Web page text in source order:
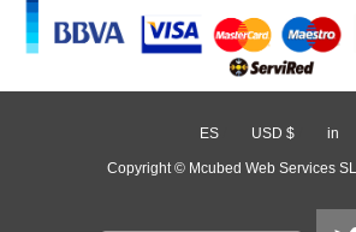
ES USD $ in
Copyright © Mcubed Web Services